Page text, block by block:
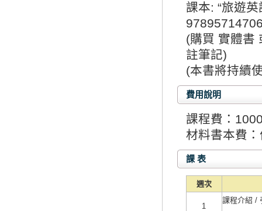
課本: “旅遊
(購買 實體書
註筆記)
(本書將持續
費用說明
課程費：
材料書本費
課 表
週次
1
課程介紹 /